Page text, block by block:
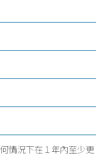
情況下在１年內至少更